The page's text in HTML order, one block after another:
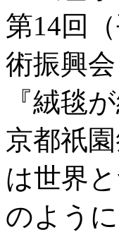
第14回
術振興
『絨毯
京都祇
は世界
のよう